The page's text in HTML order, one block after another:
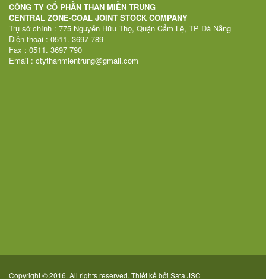
CÔNG TY CỔ PHẦN THAN MIỀN TRUNG
CENTRAL ZONE-COAL JOINT STOCK COMPANY
Trụ sở chính : 775 Nguyễn Hữu Thọ, Quận Cẩm Lệ, TP Đà Nẵng
Điện thoại : 0511. 3697 789
Fax : 0511. 3697 790
Email : ctythanmientrung@gmail.com
Copyright © 2016. All rights reserved. Thiết kế bởi Sata JSC